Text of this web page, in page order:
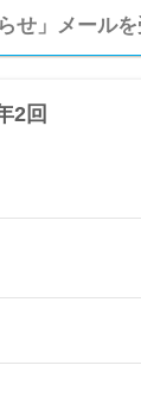
せ」メール
2回